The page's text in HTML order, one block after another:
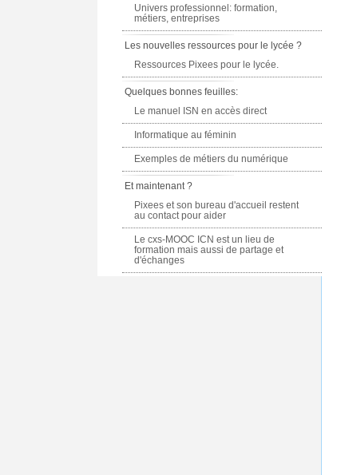
Univers professionnel: formation,
métiers, entreprises
Les nouvelles ressources pour le lycée ?
Ressources Pixees pour le lycée.
Quelques bonnes feuilles:
Le manuel ISN en accès direct
Informatique au féminin
Exemples de métiers du numérique
Et maintenant ?
Pixees et son bureau d'accueil restent
au contact pour aider
Le cxs-MOOC ICN est un lieu de
formation mais aussi de partage et
d'échanges